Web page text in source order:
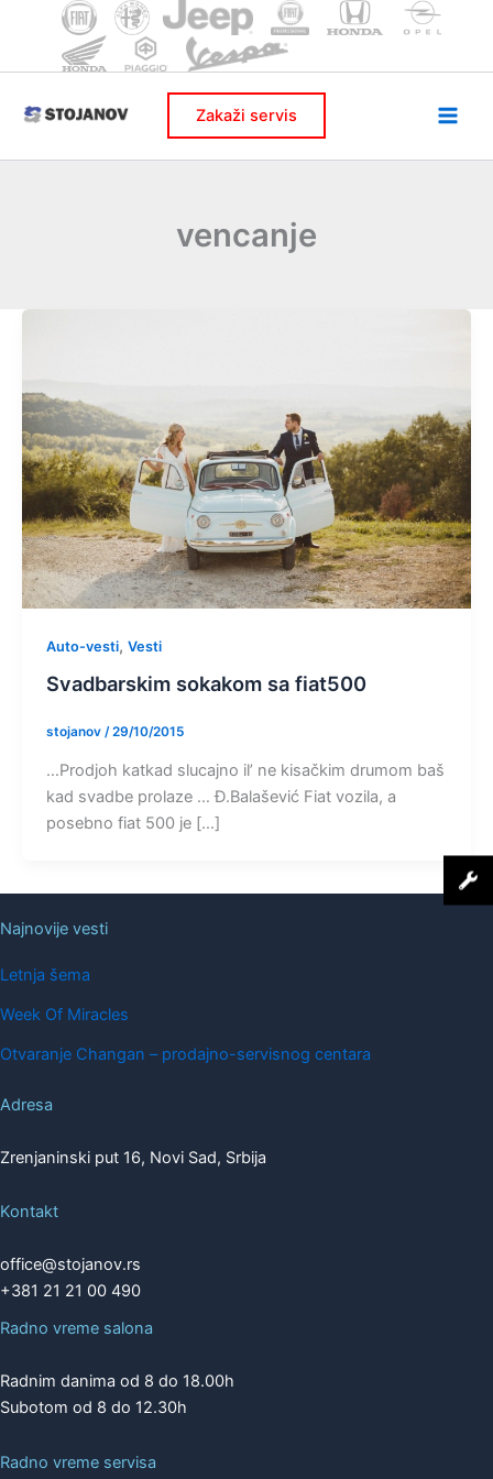
Zakaži servis
vencanje
Auto-vesti, Vesti
Svadbarskim sokakom sa fiat500
stojanov /29/10/2015
…Prodjoh katkad slucajno il’ ne kisačkim drumom baš
kad svadbe prolaze … Đ.Balašević Fiat vozila, a
posebno fiat 500 je […]
Najnovije vesti
Letnja šema
Week Of Miracles
Otvaranje Changan – prodajno-servisnog centara
Adresa
Zrenjaninski put 16, Novi Sad, Srbija
Kontakt
office@stojanov.rs
+381 21 21 00 490
Radno vreme salona
Radnim danima od 8 do 18.00h
Subotom od 8 do 12.30h
Radno vreme servisa